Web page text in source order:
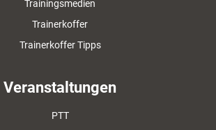
Trainingsmedien
Trainerkoffer
Trainerkoffer Tipps
Veranstaltungen
PTT